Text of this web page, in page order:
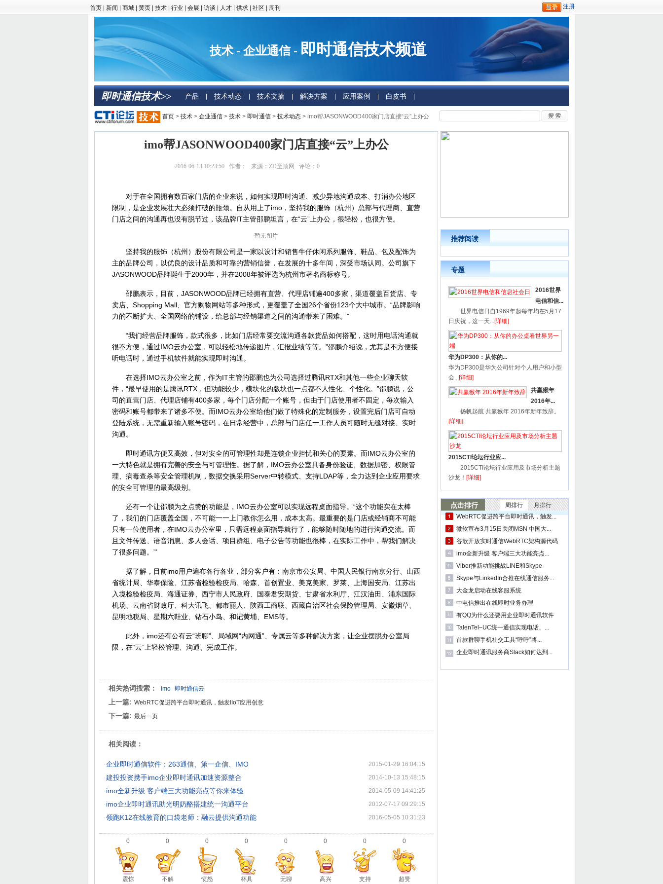
首页 新闻 商城 黄页 技术 行业 会展 访谈 人才 供求 社区 周刊
技术 - 企业通信 - 即时通信技术频道
即时通信技术>> 产品 技术动态 技术文摘 解决方案 应用案例 白皮书
首页 > 技术 > 企业通信 > 技术 > 即时通信 > 技术动态 > imo帮JASONWOOD400家门店直接“云”上办公
imo帮JASONWOOD400家门店直接“云”上办公
2016-06-13 10:23:50 作者： 来源：ZD至顶网 评论： 0
对于在全国拥有数百家门店的企业来说，如何实现即时沟通、减少异地沟通成本、打消办公地区
限制，是企业发展壮大必须打破的瓶颈。自从用上了imo，坚持我的服饰（杭州）总部与代理商、直营
门店之间的沟通再也没有脱节过，该品牌IT主管邵鹏坦言，在“云”上办公，很轻松，也很方便。
坚持我的服饰（杭州）股份有限公司是一家以设计和销售牛仔休闲系列服饰、鞋品、包及配饰为
主的品牌公司，以优良的设计品质和可靠的营销信誉，在发展的十多年间，深受市场认同。公司旗下
JASONWOOD品牌诞生于2000年，并在2008年被评选为杭州市著名商标称号。
邵鹏表示，目前，JASONWOOD品牌已经拥有直营、代理店铺逾400多家，渠道覆盖百货店、专
卖店、Shopping Mall、官方购物网站等多种形式，更覆盖了全国26个省份123个大中城市。“品牌影响
力的不断扩大、全国网络的铺设，给总部与经销渠道之间的沟通带来了困难。”
“我们经营品牌服饰，款式很多，比如门店经常要交流沟通各款货品如何搭配，这时用电话沟通就
很不方便，通过IMO云办公室，可以轻松地传递图片，汇报业绩等等。”邵鹏介绍说，尤其是不方便接
听电话时，通过手机软件就能实现即时沟通。
在选择IMO云办公室之前，作为IT主管的邵鹏也为公司选择过腾讯RTX和其他一些企业聊天软
件，“最早使用的是腾讯RTX，但功能较少，模块化的版块也一点都不人性化、个性化。”邵鹏说，公
司的直营门店、代理店铺有400多家，每个门店分配一个账号，但由于门店使用者不固定，每次输入
密码和账号都带来了诸多不便。而IMO云办公室给他们做了特殊化的定制服务，设置完后门店可自动
登陆系统，无需重新输入账号密码，在日常经营中，总部与门店任一工作人员可随时无缝对接、实时
沟通。
即时通讯方便又高效，但对安全的可管理性却是连锁企业担忧和关心的要素。而IMO云办公室的
一大特色就是拥有完善的安全与可管理性。据了解，IMO云办公室具备身份验证、数据加密、权限管
理、病毒查杀等安全管理机制，数据交换采用Server中转模式、支持LDAP等，全力达到企业应用要求
的安全可管理的最高级别。
还有一个让邵鹏为之点赞的功能是，IMO云办公室可以实现远程桌面指导。“这个功能实在太棒
了，我们的门店覆盖全国，不可能一一上门教你怎么用，成本太高。最重要的是门店或经销商不可能
只有一位使用者，在IMO云办公室里，只需远程桌面指导就行了，能够随时随地的进行沟通交流。而
且文件传送、语音消息、多人会话、项目群组、电子公告等功能也很棒，在实际工作中，帮我们解决
了很多问题。”’
据了解，目前imo用户遍布各行各业，部分客户有：南京市公安局、中国人民银行南京分行、山西
省统计局、华泰保险、江苏省检验检疫局、哈森、首创置业、美克美家、罗莱、上海国安局、江苏出
入境检验检疫局、海通证券、西宁市人民政府、国泰君安期货、甘肃省水利厅、江汉油田、浦东国际
机场、云南省财政厅、科大讯飞、都市丽人、陕西工商联、西藏自治区社会保险管理局、安徽烟草、
昆明地税局、星期六鞋业、钻石小鸟、和记黄埔、EMS等。
此外，imo还有公有云“班聊”、局域网“内网通”、专属云等多种解决方案，让企业摆脱办公室局
限，在“云”上轻松管理、沟通、完成工作。
相关热词搜索： imo 即时通信云
上一篇: WebRTC促进跨平台即时通讯，触发IIoT应用创意
下一篇: 最后一页
相关阅读：
·企业即时通信软件：263通信、第一企信、IMO 2015-01-29 16:04:15
·建投投资携手imo企业即时通讯加速资源整合 2014-10-13 15:48:15
·imo全新升级 客户端三大功能亮点等你来体验 2014-05-09 14:41:25
·imo企业即时通讯助光明奶酪搭建统一沟通平台 2012-07-17 09:29:15
·领跑K12在线教育的口袋老师：融云提供沟通功能 2016-05-05 10:31:23
0
震惊
0
不解
0
愤怒
0
杯具
0
无聊
0
高兴
0
支持
0
超赞
推荐阅读
专题
2016世界
电信和信...
世界电信日自1969年起每年均在5月17
日庆祝，这一天...[详细]
华为DP300：从你的...
华为DP300是华为公司针对个人用户和小型
会...[详细]
共赢猴年
2016年...
扬帆起航 共赢猴年 2016年新年致辞。
[详细]
2015CTI论坛行业应...
2015CTI论坛行业应用及市场分析主题
沙龙！ [详细]
点击排行 周排行
月排行
WebRTC促进跨平台即时通讯，触发...
微软宣布3月15日关闭MSN 中国大...
谷歌开放实时通信WebRTC架构源代码
imo全新升级 客户端三大功能亮点...
Viber推新功能挑战LINE和Skype
Skype与LinkedIn合推在线通信服务...
大金龙启动在线客服系统
中电信推出在线即时业务办理
有QQ为什么还要用企业即时通讯软件
TalenTel–UC统一通信实现电话、...
首款群聊手机社交工具“呼呼”将...
企业即时通讯服务商Slack如何达到...